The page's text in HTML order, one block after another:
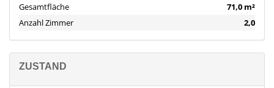
Gesamtfläche
71,0 m²
Anzahl Zimmer
2,0
ZUSTAND